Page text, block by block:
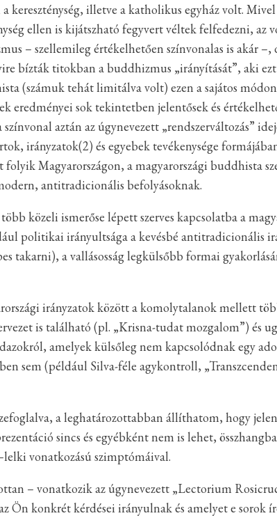
kereszténység, illetve a katholikus egyház volt.
ellen is kijátszható fegyvert véltek felfedezni,
– szellemileg értékelhetően színvonalas is akár –,
bízták titokban a buddhizmus „irányítását”, aki
(számuk tehát limitálva volt) ezen a sajátos
eredményei sok tekintetben jelentősek és
aztán az úgynevezett „rendszerváltozás”
irányzatok(2) és egyebek tevékenysége
Magyarországon, a magyarországi buddhista
antitradicionális befolyásoknak.
közeli ismerőse lépett szerves kapcsolatba a
politikai irányultsága a kevésbé antitradicionális
takarni), a vallásosság legkülsőbb formai
irányzatok között a komolytalanok mellett
is található (pl. „Krisna-tudat mozgalom”) és
amelyek külsőleg nem kapcsolódnak egy
sem (például Silva-féle agykontroll,
a leghatározottabban állíthatom, hogy
sincs és egyébként nem is lehet,
vonatkozású szimptómáival.
– vonatkozik az úgynevezett „Lectorium
Ön konkrét kérdései irányulnak és amelyet e sorok